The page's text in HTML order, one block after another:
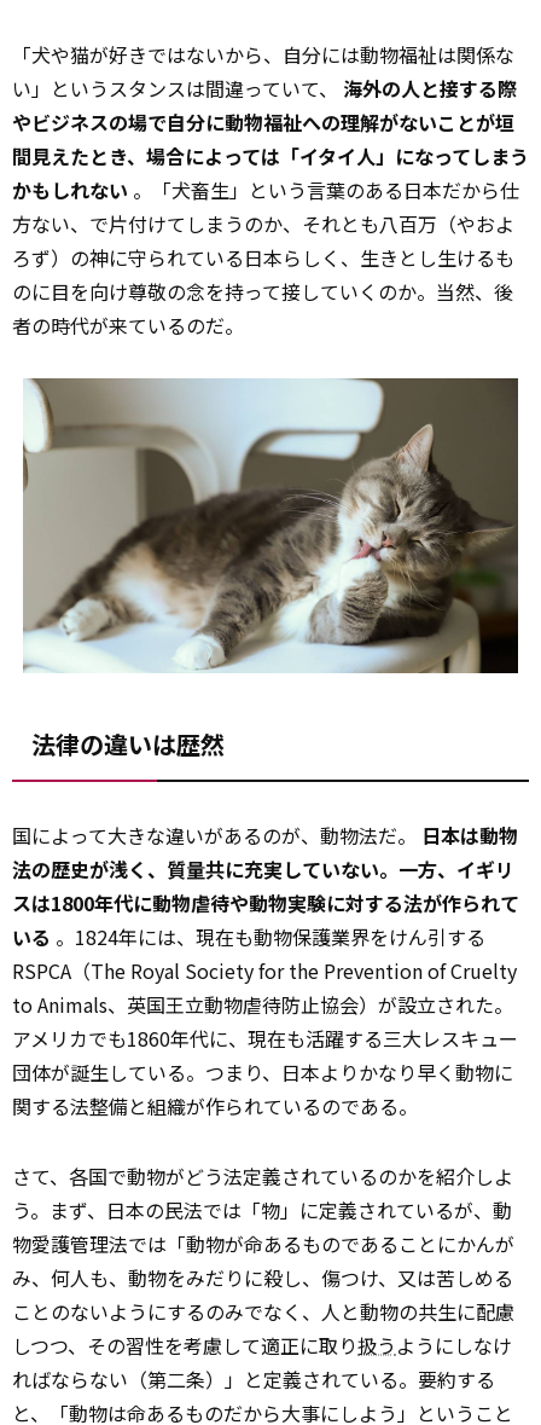
「犬や猫が好きではないから、自分には動物福祉は関係な
い」というスタンスは間違っていて、 海外の人と接する際
やビジネスの場で自分に動物福祉への理解がないことが垣
間見えたとき、場合によっては「イタイ人」になってしまう
かもしれない 。「犬畜生」という言葉のある日本だから仕
方ない、で片付けてしまうのか、それとも八百万（やおよ
ろず）の神に守られている日本らしく、生きとし生けるも
のに目を向け尊敬の念を持って接していくのか。当然、後
者の時代が来ているのだ。
法律の違いは歴然
国によって大きな違いがあるのが、動物法だ。 日本は動物
法の歴史が浅く、質量共に充実していない。一方、イギリ
スは1800年代に動物虐待や動物実験に対する法が作られて
いる 。1824年には、現在も動物保護業界をけん引する
RSPCA（The Royal Society for the Prevention of Cruelty
to Animals、英国王立動物虐待防止協会）が設立された。
アメリカでも1860年代に、現在も活躍する三大レスキュー
団体が誕生している。つまり、日本よりかなり早く動物に
関する法整備と組織が作られているのである。
さて、各国で動物がどう法定義されているのかを紹介しよ
う。まず、日本の民法では「物」に定義されているが、動
物愛護管理法では「動物が命あるものであることにかんが
み、何人も、動物をみだりに殺し、傷つけ、又は苦しめる
ことのないようにするのみでなく、人と動物の共生に配慮
しつつ、その習性を考慮して適正に取り扱う ようにしなけ
ればならない（第二条）」と定義されている。要約する
と、「動物は命あるものだから大事にしよう」ということ